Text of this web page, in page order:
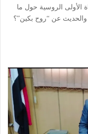
الأولى الروسية حول ما
والحديث عن “روح بكين”؟